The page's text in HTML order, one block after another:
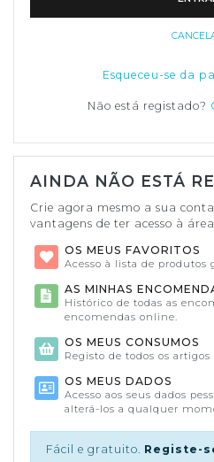
Esqueceu-se da
Não está registado?
AINDA NÃO ESTÁ
Crie agora mesmo a sua
vantagens de ter acesso à
OS MEUS FAVORITOS
Acesso à lista de produtos
AS MINHAS
Histórico de todas as
encomendas online.
OS MEUS CONSUMOS
Registo de todos os artigos
OS MEUS DADOS
Acesso aos seus dados
alterá-los a qualquer
Fácil e gratuito. Registe-